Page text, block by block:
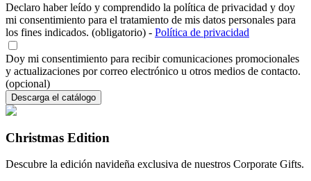
Declaro haber leído y comprendido la política de privacidad y doy
mi consentimiento para el tratamiento de mis datos personales para
los fines indicados. (obligatorio) - Política de privacidad
Doy mi consentimiento para recibir comunicaciones promocionales
y actualizaciones por correo electrónico u otros medios de contacto.
(opcional)
Descarga el catálogo
Christmas Edition
Descubre la edición navideña exclusiva de nuestros Corporate Gifts.